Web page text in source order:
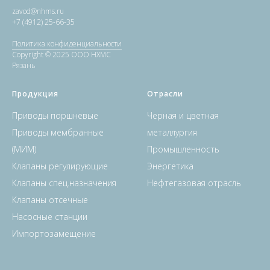
zavod@nhms.ru
+7 (4912) 25-66-35
Политика конфиденциальности
Copyright © 2025 ООО НХМС
Рязань
Продукция
Приводы поршневые
Приводы мембранные
(МИМ)
Клапаны регулирующие
Клапаны спец.назначения
Клапаны отсечные
Насосные станции
Импортозамещение
Отрасли
Черная и цветная
металлургия
Промышленность
Энергетика
Нефтегазовая отрасль